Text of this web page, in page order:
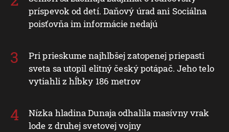
príspevok od detí. Daňový úrad ani Sociálna
poisťovňa im informácie nedajú
Pri prieskume najhlbšej zatopenej priepasti
sveta sa utopil elitný český potápač. Jeho telo
vytiahli z hĺbky 186 metrov
Nízka hladina Dunaja odhalila masívny vrak
lode z druhej svetovej vojny